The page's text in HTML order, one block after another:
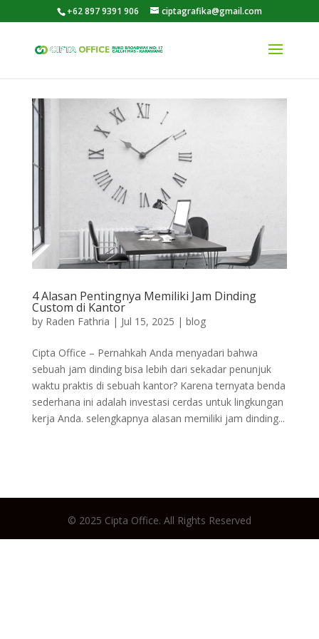
+62 897 9391 906 ciptagrafika@gmail.com
4 Alasan Pentingnya Memiliki Jam Dinding
Custom di Kantor
by Raden Fathria | Jul 15, 2025 | blog
Cipta Office – Pernahkah Anda menyadari bahwa
sebuah jam dinding bisa lebih dari sekadar penunjuk
waktu praktis di sebuah kantor? Karena ternyata benda
sederhana ini adalah investasi cerdas untuk lingkungan
kerja Anda. selengkapnya alasan memiliki jam dinding...
© 2025 Cipta Office. All Rights Reserved